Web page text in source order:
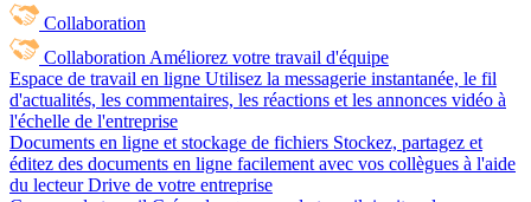
Collaboration
Collaboration Améliorez votre travail d'équipe
Espace de travail en ligne Utilisez la messagerie instantanée, le fil
d'actualités, les commentaires, les réactions et les annonces vidéo à
l'échelle de l'entreprise
Documents en ligne et stockage de fichiers Stockez, partagez et
éditez des documents en ligne facilement avec vos collègues à l'aide
du lecteur Drive de votre entreprise